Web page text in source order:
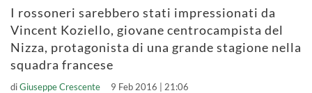
I rossoneri sarebbero stati impressionati da
Vincent Koziello, giovane centrocampista del
Nizza, protagonista di una grande stagione nella
squadra francese
diGiuseppe Crescente 9 Feb 2016 | 21:06